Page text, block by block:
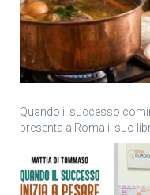
Quando il successo
presenta a Roma il suo